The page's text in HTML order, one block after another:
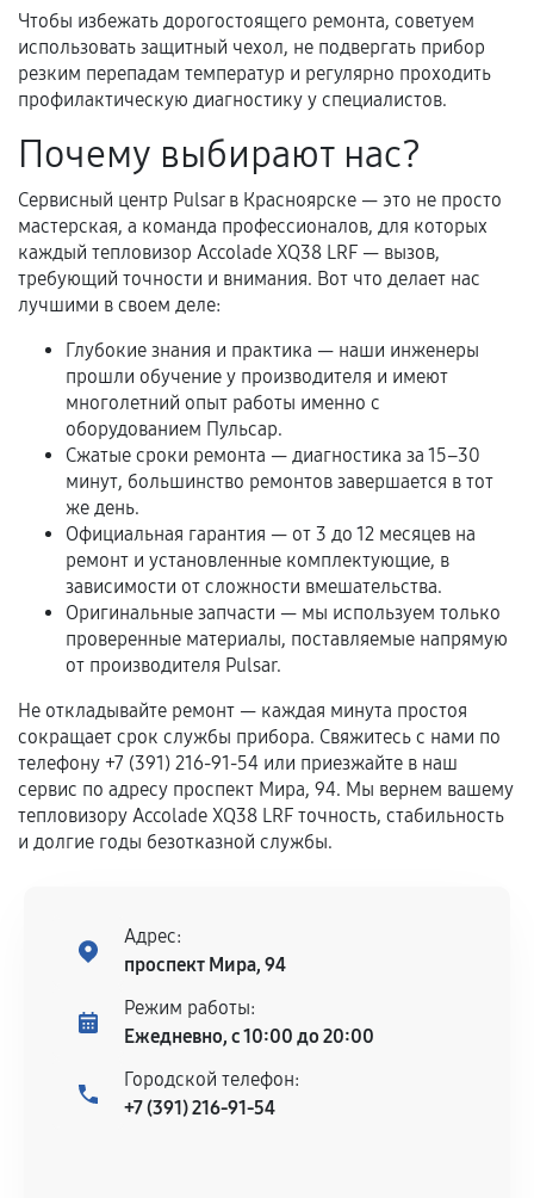
Когда гарантия не действует
Нарушение правил эксплуатации,
механические повреждения, попадание влаги,
Самостоятельный ремонт или вмешательство
третьих лиц.
Естественный износ деталей, если иное не
предусмотрено отдельно.
Обращение после окончания гарантийного
Программные сбои, если это не указано в
отдельных условиях.
Если комплектующие куплены
самостоятельно
Гарантия на выполненные работы может
сохраняться полностью или частично, если
соблюдены следующие условия:
Предоставленные детали подходят по
техническим параметрам и не имеют внешних
дефектов.
Установка была выполнена нашим сервисным
центром.
При этом гарантия на сами комплектующие
остается на стороне производителя или
Чтобы избежать дорогостоящего ремонта, советуем
использовать защитный чехол, не подвергать прибор
резким перепадам температур и регулярно проходить
профилактическую диагностику у специалистов.
Почему выбирают нас?
Сервисный центр Pulsar в Красноярске — это не просто
мастерская, а команда профессионалов, для которых
каждый тепловизор Accolade XQ38 LRF — вызов,
требующий точности и внимания. Вот что делает нас
лучшими в своем деле:
Глубокие знания и практика — наши инженеры
прошли обучение у производителя и имеют
многолетний опыт работы именно с
оборудованием Пульсар.
Сжатые сроки ремонта — диагностика за 15–30
минут, большинство ремонтов завершается в тот
же день.
Официальная гарантия — от 3 до 12 месяцев на
ремонт и установленные комплектующие, в
зависимости от сложности вмешательства.
Оригинальные запчасти — мы используем только
проверенные материалы, поставляемые напрямую
от производителя Pulsar.
Не откладывайте ремонт — каждая минута простоя
сокращает срок службы прибора. Свяжитесь с нами по
телефону +7 (391) 216-91-54 или приезжайте в наш
сервис по адресу проспект Мира, 94. Мы вернем вашему
тепловизору Accolade XQ38 LRF точность, стабильность
и долгие годы безотказной службы.
Адрес:
проспект Мира, 94
Режим работы:
Ежедневно, с 10:00 до 20:00
Городской телефон:
+7 (391) 216-91-54